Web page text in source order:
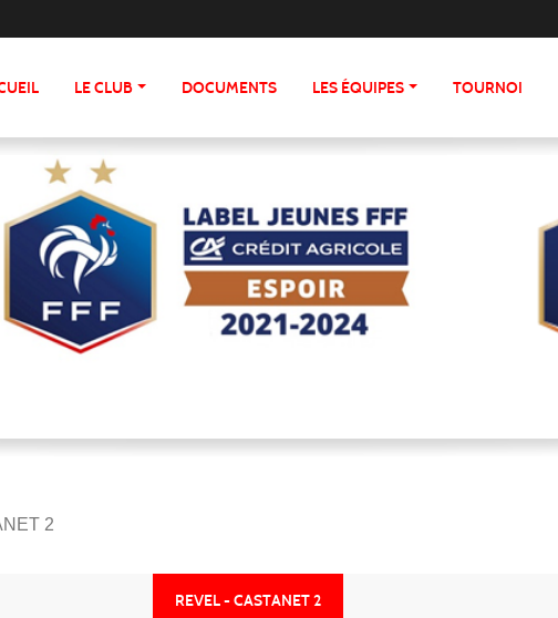
LE CLUB DOCUMENTS LES ÉQUIPES TOURNOI
2
REVEL - CASTANET 2